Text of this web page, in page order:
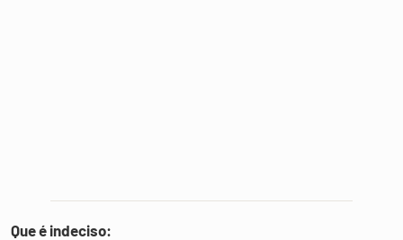
Que é indeciso: